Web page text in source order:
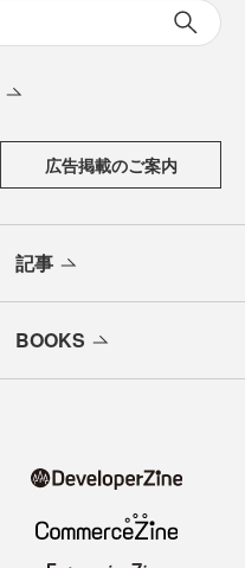
広告掲載のご案内
記事
BOOKS